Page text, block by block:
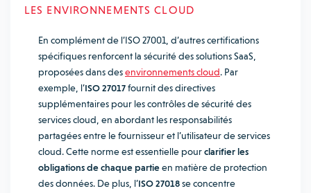
LES ENVIRONNEMENTS CLOUD
En complément de l’ISO 27001, d’autres certifications
spécifiques renforcent la sécurité des solutions SaaS,
proposées dans desenvironnements cloud. Par
exemple, l’ISO 27017fournit des directives
supplémentaires pour les contrôles de sécurité des
services cloud, en abordant les responsabilités
partagées entre le fournisseur et l’utilisateur de services
cloud. Cette norme est essentielle pourclarifier les
obligations de chaque partieen matière de protection
des données. De plus, l’ISO 27018se concentre